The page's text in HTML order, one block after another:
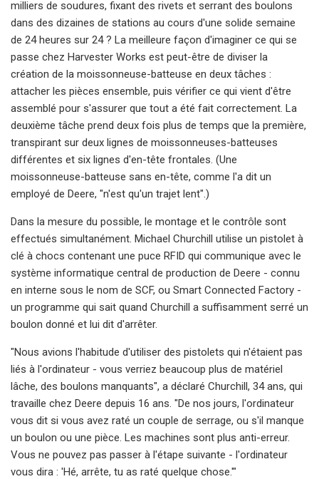
milliers de soudures, fixant des rivets et serrant des boulons
dans des dizaines de stations au cours d'une solide semaine
de 24 heures sur 24 ? La meilleure façon d'imaginer ce qui se
passe chez Harvester Works est peut-être de diviser la
création de la moissonneuse-batteuse en deux tâches :
attacher les pièces ensemble, puis vérifier ce qui vient d'être
assemblé pour s'assurer que tout a été fait correctement. La
deuxième tâche prend deux fois plus de temps que la première,
transpirant sur deux lignes de moissonneuses-batteuses
différentes et six lignes d'en-tête frontales. (Une
moissonneuse-batteuse sans en-tête, comme l'a dit un
employé de Deere, "n'est qu'un trajet lent".)
Dans la mesure du possible, le montage et le contrôle sont
effectués simultanément. Michael Churchill utilise un pistolet à
clé à chocs contenant une puce RFID qui communique avec le
système informatique central de production de Deere - connu
en interne sous le nom de SCF, ou Smart Connected Factory -
un programme qui sait quand Churchill a suffisamment serré un
boulon donné et lui dit d'arrêter.
"Nous avions l'habitude d'utiliser des pistolets qui n'étaient pas
liés à l'ordinateur - vous verriez beaucoup plus de matériel
lâche, des boulons manquants", a déclaré Churchill, 34 ans, qui
travaille chez Deere depuis 16 ans. "De nos jours, l'ordinateur
vous dit si vous avez raté un couple de serrage, ou s'il manque
un boulon ou une pièce. Les machines sont plus anti-erreur.
Vous ne pouvez pas passer à l'étape suivante - l'ordinateur
vous dira : 'Hé, arrête, tu as raté quelque chose.'"